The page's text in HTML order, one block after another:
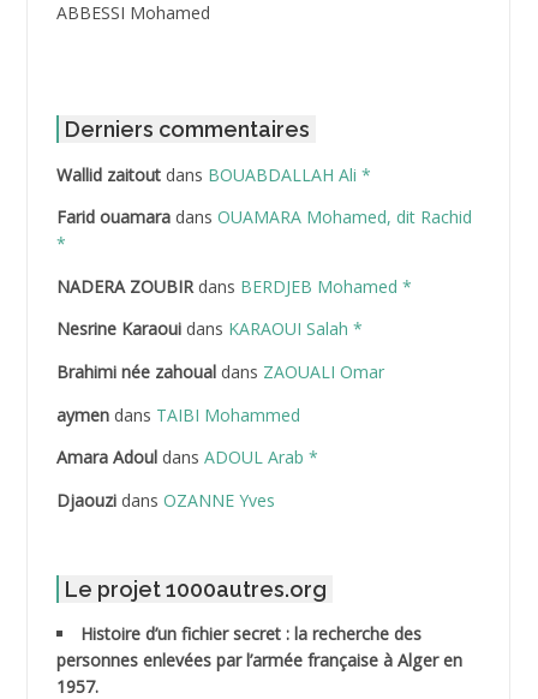
ABBESSI Mohamed
ABDAT Amar
ABDEDDAIM Hamid
ABDELAZIZ Mohamed
ABDELHAFID Lakhdar
ABDELLI Mohamed
ABDELLI Mohamed *
ABDELMOUMENE Ahmed
ABDESMED Mohamed ben Kaddour
Derniers commentaires
Wallid zaitoutdans BOUABDALLAH Ali *
Farid ouamaradans OUAMARA Mohamed, dit Rachid
*
NADERA ZOUBIRdans BERDJEB Mohamed *
Nesrine Karaouidans KARAOUI Salah *
Brahimi née zahoualdans ZAOUALI Omar
aymendans TAIBI Mohammed
Amara Adouldans ADOUL Arab *
Djaouzidans OZANNE Yves
Le projet 1000autres.org
Histoire d’un fichier secret : la recherche des
personnes enlevées par l’armée française à Alger en
1957.